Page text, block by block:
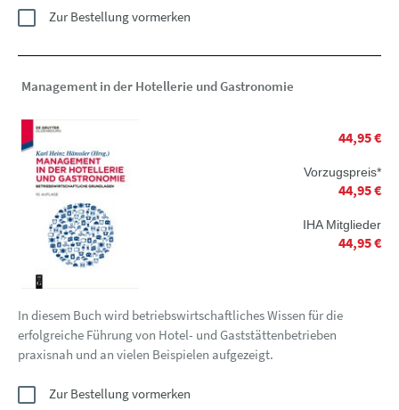
Zur Bestellung vormerken
Management in der Hotellerie und Gastronomie
44,95 €
Vorzugspreis*
44,95 €
IHA Mitglieder
44,95 €
In diesem Buch wird betriebswirtschaftliches Wissen für die
erfolgreiche Führung von Hotel- und Gaststättenbetrieben
praxisnah und an vielen Beispielen aufgezeigt.
Zur Bestellung vormerken